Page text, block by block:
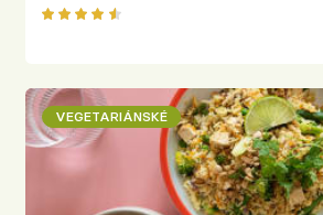
uvařené rýže
VEGETARIÁNSKÉ